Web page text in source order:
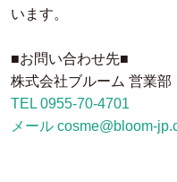
います。
■お問い合わせ先■
株式会社ブルーム 営業部
TEL 0955-70-4701
メール cosme@bloom-